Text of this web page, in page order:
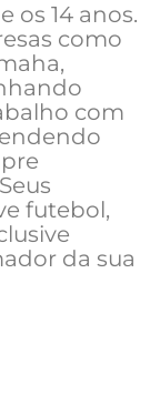
os 14 anos.
como
com
futebol,
da sua